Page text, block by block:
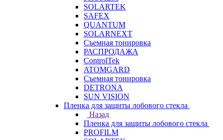
SOLARTEK
SAFEX
QUANTUM
SOLARNEXT
Съемная тонировка
РАСПРОДАЖА
ControlTek
ATOMGARD
Съемная тонировка
DETRONA
SUN VISION
Пленка для защиты лобового стекла
Назад
Пленка для защиты лобового стекла
PROFILM